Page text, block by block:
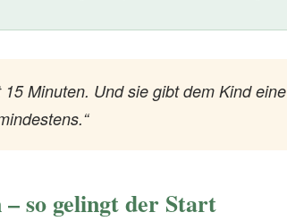
Minuten. Und sie gibt dem Kind eine
so gelingt der Start